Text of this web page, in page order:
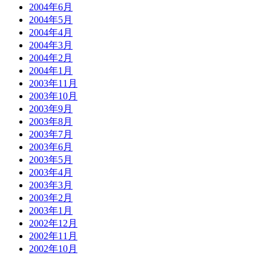
2004年6月
2004年5月
2004年4月
2004年3月
2004年2月
2004年1月
2003年11月
2003年10月
2003年9月
2003年8月
2003年7月
2003年6月
2003年5月
2003年4月
2003年3月
2003年2月
2003年1月
2002年12月
2002年11月
2002年10月